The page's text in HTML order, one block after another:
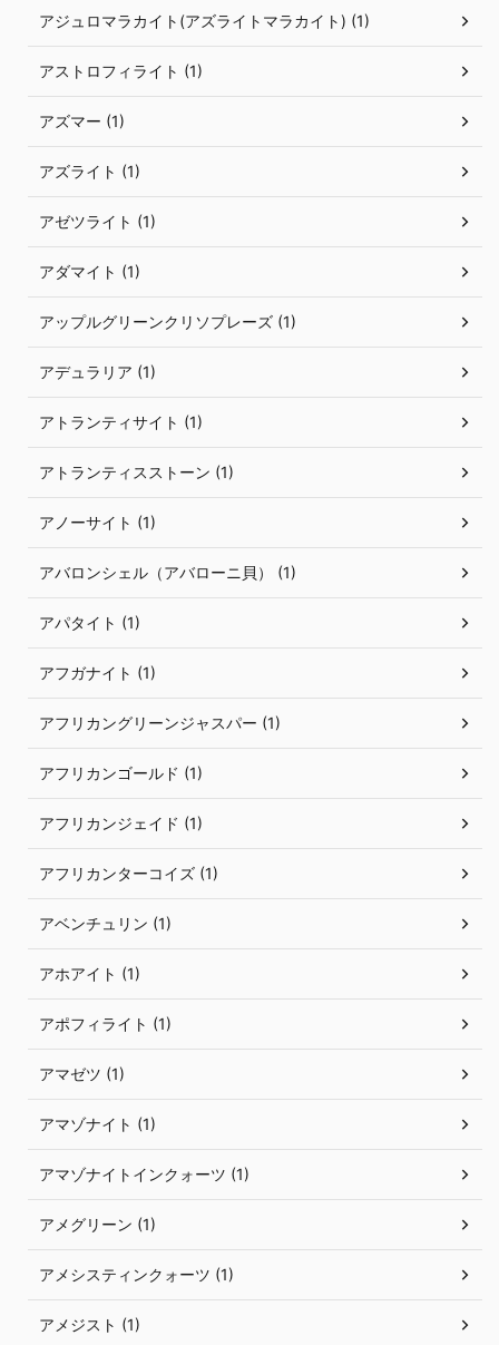
アジュロマラカイト(アズライトマラカイト) (1)
アストロフィライト (1)
アズマー (1)
アズライト (1)
アゼツライト (1)
アダマイト (1)
アップルグリーンクリソプレーズ (1)
アデュラリア (1)
アトランティサイト (1)
アトランティスストーン (1)
アノーサイト (1)
アバロンシェル（アバローニ貝） (1)
アパタイト (1)
アフガナイト (1)
アフリカングリーンジャスパー (1)
アフリカンゴールド (1)
アフリカンジェイド (1)
アフリカンターコイズ (1)
アベンチュリン (1)
アホアイト (1)
アポフィライト (1)
アマゼツ (1)
アマゾナイト (1)
アマゾナイトインクォーツ (1)
アメグリーン (1)
アメシスティンクォーツ (1)
アメジスト (1)